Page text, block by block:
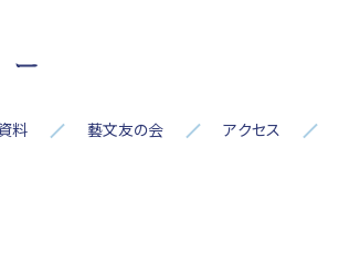
料 藝文友の会 アクセス